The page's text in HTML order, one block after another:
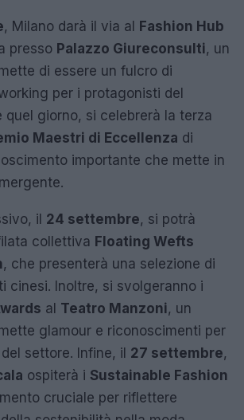
, Milano darà il via al Fashion Hub
presso Palazzo Giureconsulti, un
di essere un fulcro di
per i protagonisti del
quel giorno, si celebrerà la terza
Maestri di Eccellenza di
importante che mette in
il 24 settembre, si potrà
collettiva Floating Wefts
, che presenterà una selezione di
cinesi. Inoltre, si svolgeranno i
al Teatro Manzoni, un
glamour e riconoscimenti per
settore. Infine, il 27 settembre,
ospiterà i Sustainable Fashion
cruciale per riflettere